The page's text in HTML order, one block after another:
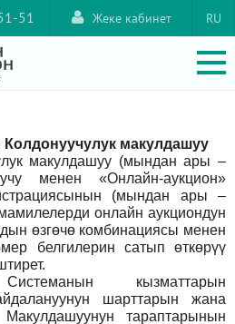
51 RU
Жеке кабинет
макулдашуу
макулдашуу (мындан ары –
менен «Онлайн-аукцион»
(мындан ары –
онлайн аукциондун
өзгөчө комбинациясы менен
белгилерин сатып өткөрүү
кызматтарын
шарттарын жана
тараптарынын